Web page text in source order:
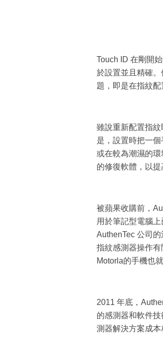
Touch ID 在剛開
於設置並且精確
題，即是在指紋配
雖說重新配置指
是，設置時把一
或在較為潮濕的
的修復軟體，以提
被蘋果收購前，
用於筆記型電腦
AuthenTec 公司
指紋感測器操作
Motorla的手機也
2011 年底，
的感測器和軟件
測器解決方案成本